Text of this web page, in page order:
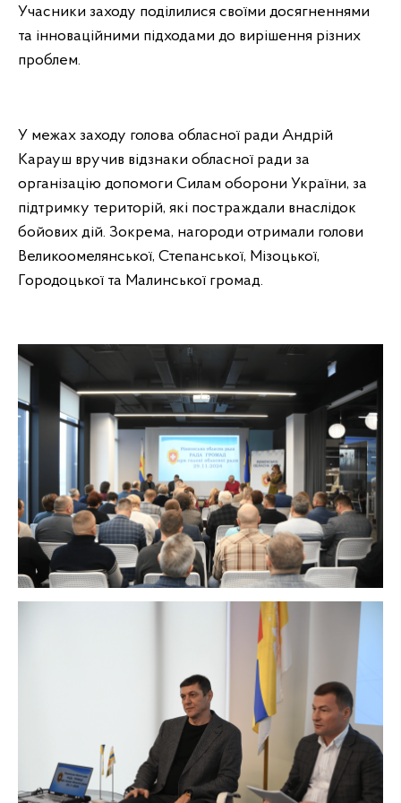
Учасники заходу поділилися своїми досягненнями
та інноваційними підходами до вирішення різних
проблем.
У межах заходу голова обласної ради Андрій
Карауш вручив відзнаки обласної ради за
організацію допомоги Силам оборони України, за
підтримку територій, які постраждали внаслідок
бойових дій. Зокрема, нагороди отримали голови
Великоомелянської, Степанської, Мізоцької,
Городоцької та Малинської громад.